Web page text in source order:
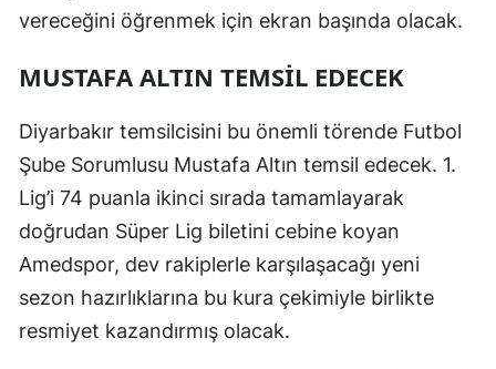
vereceğini öğrenmek için ekran başında olacak.
MUSTAFA ALTIN TEMSIL EDECEK
Diyarbakır temsilcisini bu önemli törende Futbol
Şube Sorumlusu Mustafa Altın temsil edecek. 1.
Lig’i 74 puanla ikinci sırada tamamlayarak
doğrudan Süper Lig biletini cebine koyan
Amedspor, dev rakiplerle karşılaşacağı yeni
sezon hazırlıklarına bu kura çekimiyle birlikte
resmiyet kazandırmış olacak.